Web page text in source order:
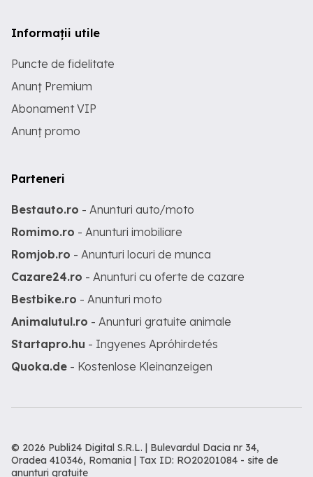
Informații utile
Puncte de fidelitate
Anunț Premium
Abonament VIP
Anunț promo
Parteneri
Bestauto.ro - Anunturi auto/moto
Romimo.ro - Anunturi imobiliare
Romjob.ro - Anunturi locuri de munca
Cazare24.ro - Anunturi cu oferte de cazare
Bestbike.ro - Anunturi moto
Animalutul.ro - Anunturi gratuite animale
Startapro.hu - Ingyenes Apróhirdetés
Quoka.de - Kostenlose Kleinanzeigen
© 2026 Publi24 Digital S.R.L. | Bulevardul Dacia nr 34,
Oradea 410346, Romania | Tax ID: RO20201084 - site de
anunturi gratuite